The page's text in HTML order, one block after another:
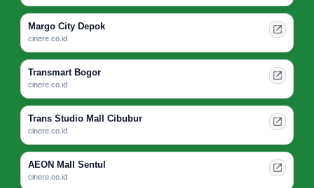
Margo City Depok
cinere.co.id
Transmart Bogor
cinere.co.id
Trans Studio Mall Cibubur
cinere.co.id
AEON Mall Sentul
cinere.co.id